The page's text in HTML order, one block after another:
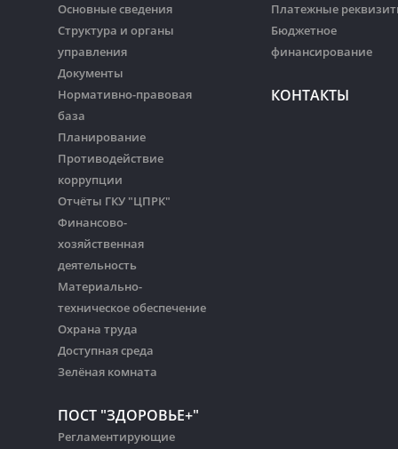
Основные сведения
Структура и органы
управления
Документы
Нормативно-правовая
база
Планирование
Противодействие
коррупции
Отчёты ГКУ "ЦПРК"
Финансово-
хозяйственная
деятельность
Материально-
техническое обеспечение
Охрана труда
Доступная среда
Зелёная комната
ПОСТ "ЗДОРОВЬЕ+"
Регламентирующие
Платежные
Бюджетное
финансирование
КОНТАКТЫ